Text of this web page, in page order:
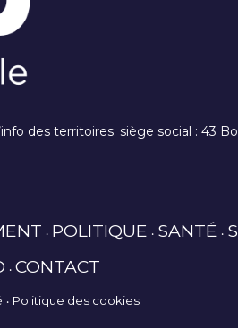
des territoires. siège social : 43
POLITIQUE SANTÉ
CONTACT
Politique des cookies